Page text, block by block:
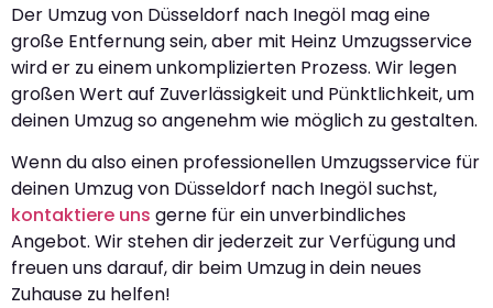
Der Umzug von Düsseldorf nach Inegöl mag eine
große Entfernung sein, aber mit Heinz Umzugsservice
wird er zu einem unkomplizierten Prozess. Wir legen
großen Wert auf Zuverlässigkeit und Pünktlichkeit, um
deinen Umzug so angenehm wie möglich zu gestalten.
Wenn du also einen professionellen Umzugsservice für
deinen Umzug von Düsseldorf nach Inegöl suchst,
kontaktiere uns gerne für ein unverbindliches
Angebot. Wir stehen dir jederzeit zur Verfügung und
freuen uns darauf, dir beim Umzug in dein neues
Zuhause zu helfen!